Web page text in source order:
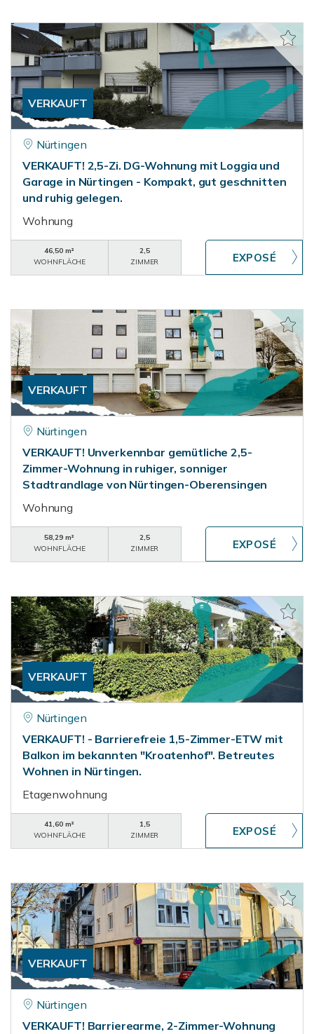
VERKAUFT
Nürtingen
VERKAUFT! 2,5-Zi. DG-Wohnung mit Loggia und
Garage in Nürtingen - Kompakt, gut geschnitten
und ruhig gelegen.
Wohnung
46,50 m²
WOHNFLÄCHE
2,5
ZIMMER
VERKAUFT
Nürtingen
VERKAUFT! Unverkennbar gemütliche 2,5-
Zimmer-Wohnung in ruhiger, sonniger
Stadtrandlage von Nürtingen-Oberensingen
Wohnung
58,29 m²
WOHNFLÄCHE
2,5
ZIMMER
VERKAUFT
Nürtingen
VERKAUFT! - Barrierefreie 1,5-Zimmer-ETW mit
Balkon im bekannten "Kroatenhof". Betreutes
Wohnen in Nürtingen.
Etagenwohnung
41,60 m²
WOHNFLÄCHE
1,5
ZIMMER
VERKAUFT
Nürtingen
VERKAUFT! Barrierearme, 2-Zimmer-Wohnung